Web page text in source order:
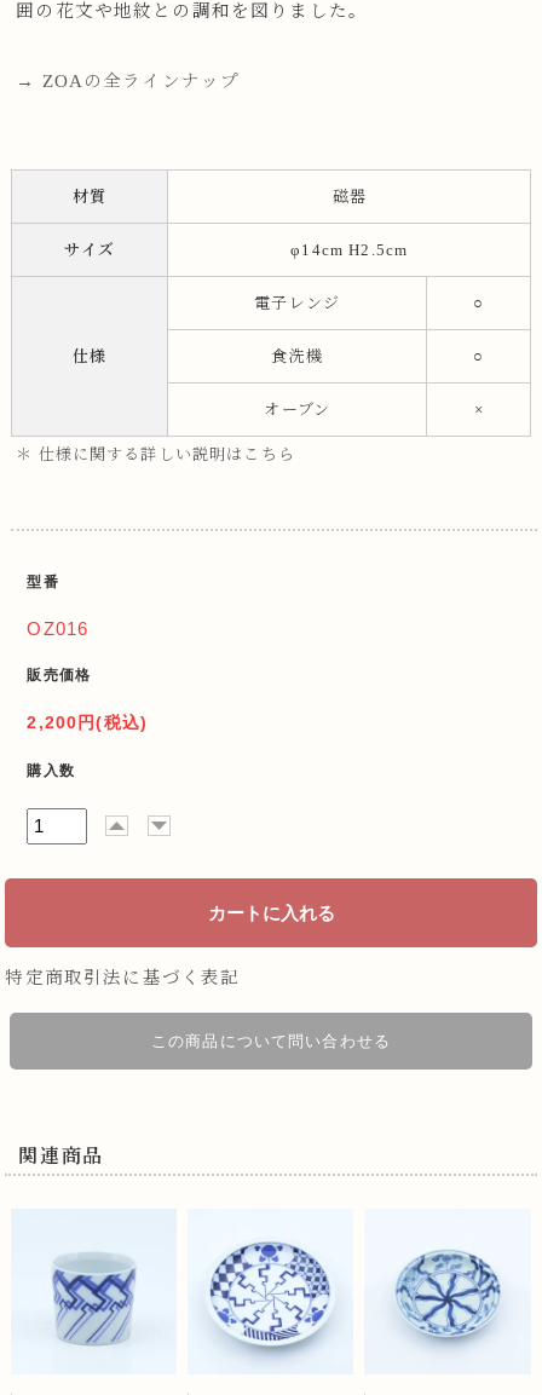
囲の花文や地紋との調和を図りました。
→ ZOAの全ラインナップ
材質 磁器
サイズ φ14cm H2.5cm
仕様
電子レンジ ○
食洗機 ○
オーブン ×
＊ 仕様に関する詳しい説明はこちら
型番
OZ016
販売価格
2,200円(税込)
購入数
特定商取引法に基づく表記
この商品について問い合わせる
関連商品